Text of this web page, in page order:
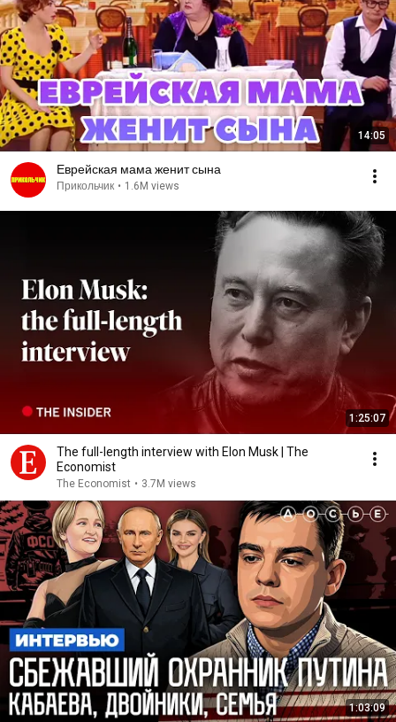
14:05
Еврейская мама женит сына
Прикольчик • 1.6M views
1:25:07
The full-length interview with Elon Musk | The
Economist
The Economist • 3.7M views
1:03:09